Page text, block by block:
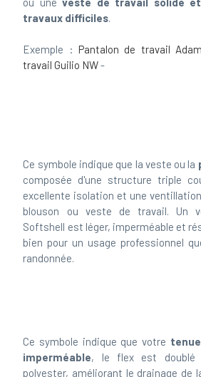
travail Guilio NW-
composée d'une structure triple
excellente isolation et une
blouson ou veste de travail. Un
Softshell est léger, imperméable et
bien pour un usage professionnel
randonnée.
imperméable, le flex est doublé
polyester, améliorant le drainage de
la condensation, cette